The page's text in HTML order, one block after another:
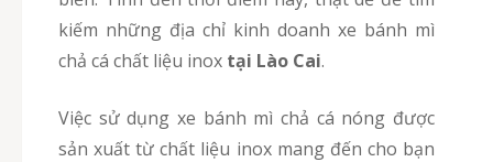
kiếm những địa chỉ kinh doanh xe bánh mì
chả cá chất liệu inox tại Lào Cai.
Việc sử dụng xe bánh mì chả cá nóng được
sản xuất từ chất liệu inox mang đến cho bạn